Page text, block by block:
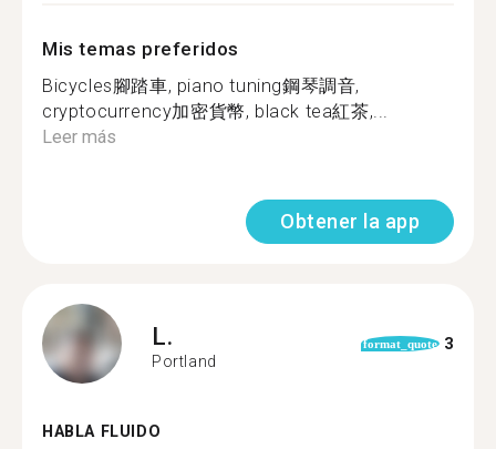
Mis temas preferidos
Bicycles腳踏車, piano tuning鋼琴調音,
cryptocurrency加密貨幣, black tea紅茶,...
Leer más
Obtener la app
L.
Portland
format_quote 3
HABLA FLUIDO